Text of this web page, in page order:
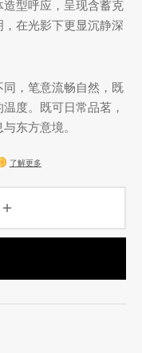
型呼应，呈现含蓄克
在光影下更显沉静深
，笔意流畅自然，既
度。既可日常品茗，
东方意境。